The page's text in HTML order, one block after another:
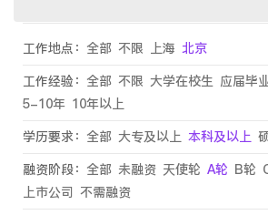
工作地点： 全部 不限 上海 北京
工作经验： 全部 不限 大学在校生 应届毕
5-10年 10年以上
学历要求： 全部 大专及以上 本科及以上
融资阶段： 全部 未融资 天使轮 A轮 B轮
上市公司 不需融资